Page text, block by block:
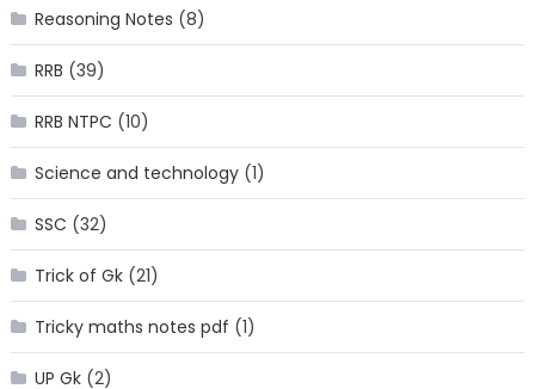
Reasoning Notes (8)
RRB (39)
RRB NTPC (10)
Science and technology(1)
SSC (32)
Trick of Gk(21)
Tricky maths notes pdf (1)
UP Gk(2)